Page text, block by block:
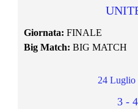
Giornata: FINALE
Big Match: BIG MATCH
24 Luglio
3 - 4